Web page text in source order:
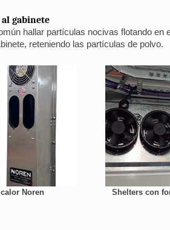
gabinete
hallar partículas nocivas flotando
reteniendo las partículas de polvo.
Noren
Shelters con